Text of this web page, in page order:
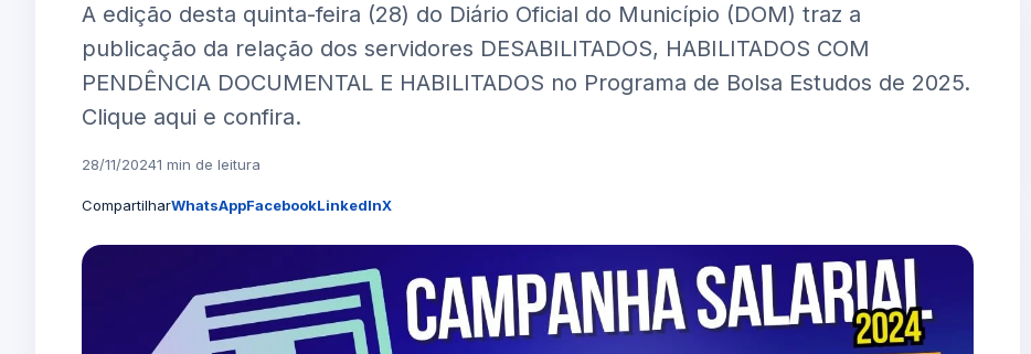
A edição desta quinta-feira (28) do Diário Oficial do Município (DOM) traz a
publicação da relação dos servidores DESABILITADOS, HABILITADOS COM
PENDÊNCIA DOCUMENTAL E HABILITADOS no Programa de Bolsa Estudos de 2025.
Clique aqui e confira.
28/11/20241 min de leitura
CompartilharWhatsAppFacebookLinkedInX